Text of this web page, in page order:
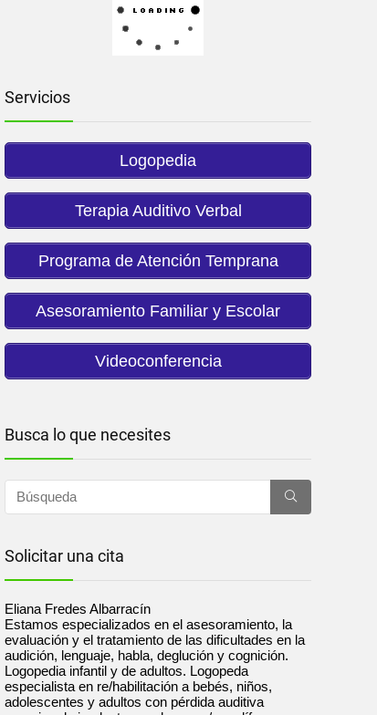
Servicios
Logopedia
Terapia Auditivo Verbal
Programa de Atención Temprana
Asesoramiento Familiar y Escolar
Videoconferencia
Busca lo que necesites
Solicitar una cita
Eliana Fredes Albarracín
Estamos especializados en el asesoramiento, la
evaluación y el tratamiento de las dificultades en la
audición, lenguaje, habla, deglución y cognición.
Logopedia infantil y de adultos. Logopeda
especialista en re/habilitación a bebés, niños,
adolescentes y adultos con pérdida auditiva